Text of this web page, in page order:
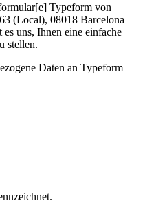
Typeform von
(Local), 08018 Barcelona
uns, Ihnen eine einfache
stellen.
Daten an Typeform